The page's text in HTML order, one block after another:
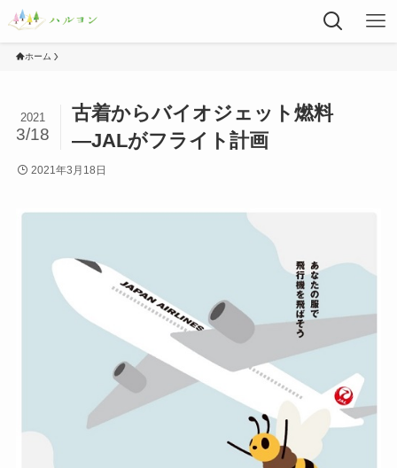
ホーム
古着からバイオジェット燃料
―JALがフライト計画
2021
3/18
2021年3月18日